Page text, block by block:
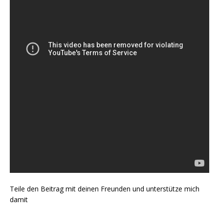
Teile den Beitrag mit deinen Freunden und unterstütze mich
damit